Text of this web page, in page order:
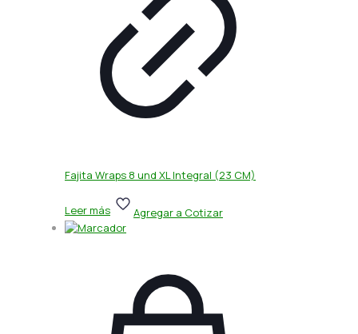
Fajita Wraps 8 und XL Integral (23 CM)
Leer más Agregar a Cotizar